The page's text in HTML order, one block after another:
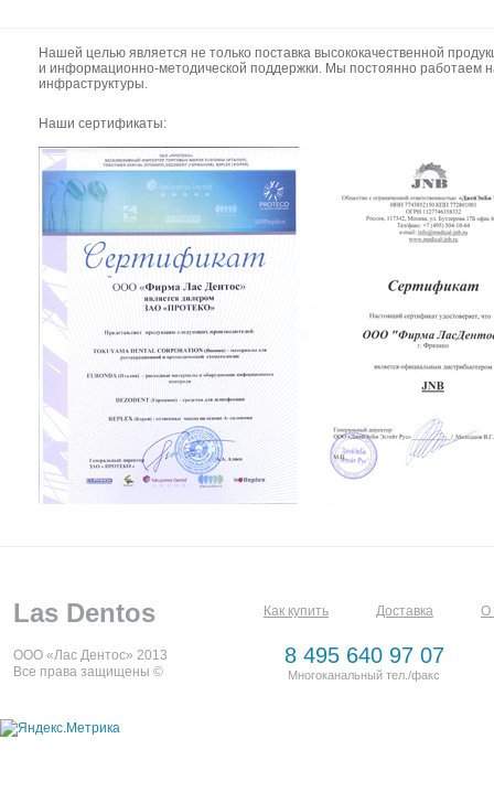
Нашей целью является не только поставка высококачественной
и информационно-методической поддержки. Мы постоянно работаем
инфраструктуры.
Наши сертификаты:
Las Dentos Как купить Доставка О
ООО «Лас Дентос» 2013
Все права защищены ©
8 495 640 97 07
Многоканальный тел./факс